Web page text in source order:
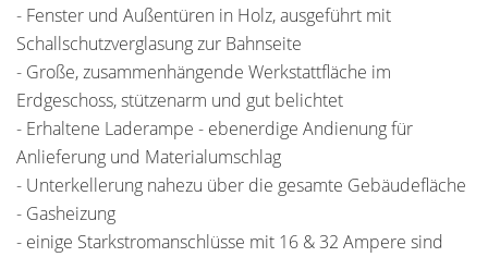
- Fenster und Außentüren in Holz, ausgeführt mit
Schallschutzverglasung zur Bahnseite
- Große, zusammenhängende Werkstattfläche im
Erdgeschoss, stützenarm und gut belichtet
- Erhaltene Laderampe - ebenerdige Andienung für
Anlieferung und Materialumschlag
- Unterkellerung nahezu über die gesamte Gebäudefläche
- Gasheizung
- einige Starkstromanschlüsse mit 16 & 32 Ampere sind